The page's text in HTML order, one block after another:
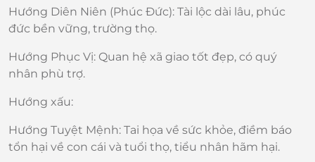
Hướng Diên Niên (Phúc Đức): Tài lộc dài lâu, phúc
đức bền vững, trường thọ.
Hướng Phục Vị: Quan hệ xã giao tốt đẹp, có quý
nhân phù trợ.
Hướng xấu:
Hướng Tuyệt Mệnh: Tai họa về sức khỏe, điềm báo
tổn hại về con cái và tuổi thọ, tiểu nhân hãm hại.